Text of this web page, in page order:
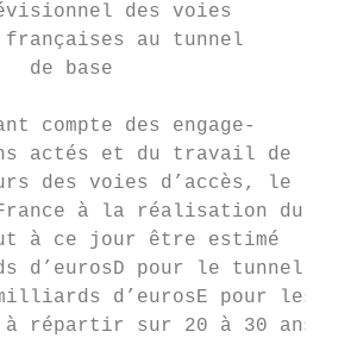
des voies
au tunnel
de base
compte des engage-
actés et du travail de
des voies d’accès, le
à la réalisation du
à ce jour être estimé
d’eurosD pour le tunnel
d’eurosE pour les
à répartir sur 20 à 30 ans